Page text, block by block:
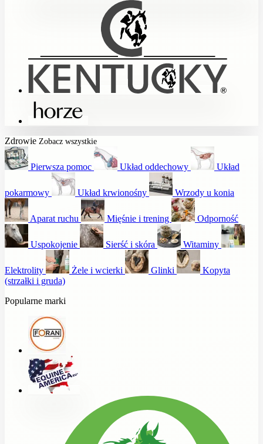
Zdrowie Zobacz wszystkie
Pierwsza pomoc Układ oddechowy Układ
pokarmowy Układ krwionośny Wrzody u konia
Aparat ruchu Mięśnie i trening Odporność
Uspokojenie Sierść i skóra Witaminy
Elektrolity Żele i wcierki Glinki
Kopyta
(strzałki i gruda)
Popularne marki